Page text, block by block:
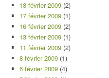
18 février 2009 (2)
17 février 2009 (1)
16 février 2009 (2)
13 février 2009 (1)
11 février 2009 (2)
8 février 2009 (1)
6 février 2009 (4)